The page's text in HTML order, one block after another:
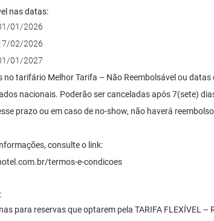
nas datas:
01/2026
02/2026
01/2027
no tarifário Melhor Tarifa – Não Reembolsável ou
nacionais. Poderão ser canceladas após 7(sete)
prazo ou em caso de no-show, não haverá
consulte o link:
termos-e-condicoes
para reservas que optarem pela TARIFA FLEXÍVEL –